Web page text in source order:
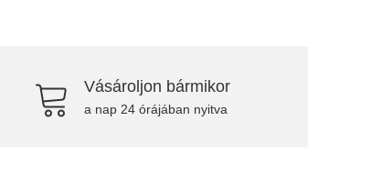
Vásároljon bármikor
a nap 24 órájában nyitva